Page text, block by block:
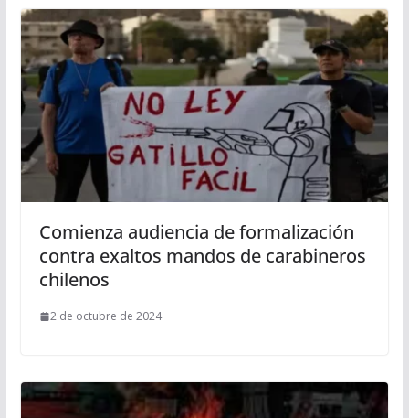
Comienza audiencia de formalización
contra exaltos mandos de carabineros
chilenos
2 de octubre de 2024